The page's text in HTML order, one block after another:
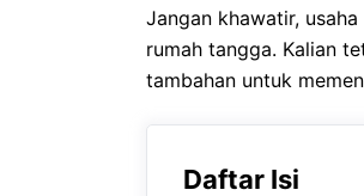
Jangan khawatir,
rumah tangga. Kalian
tambahan untuk
Daftar Isi